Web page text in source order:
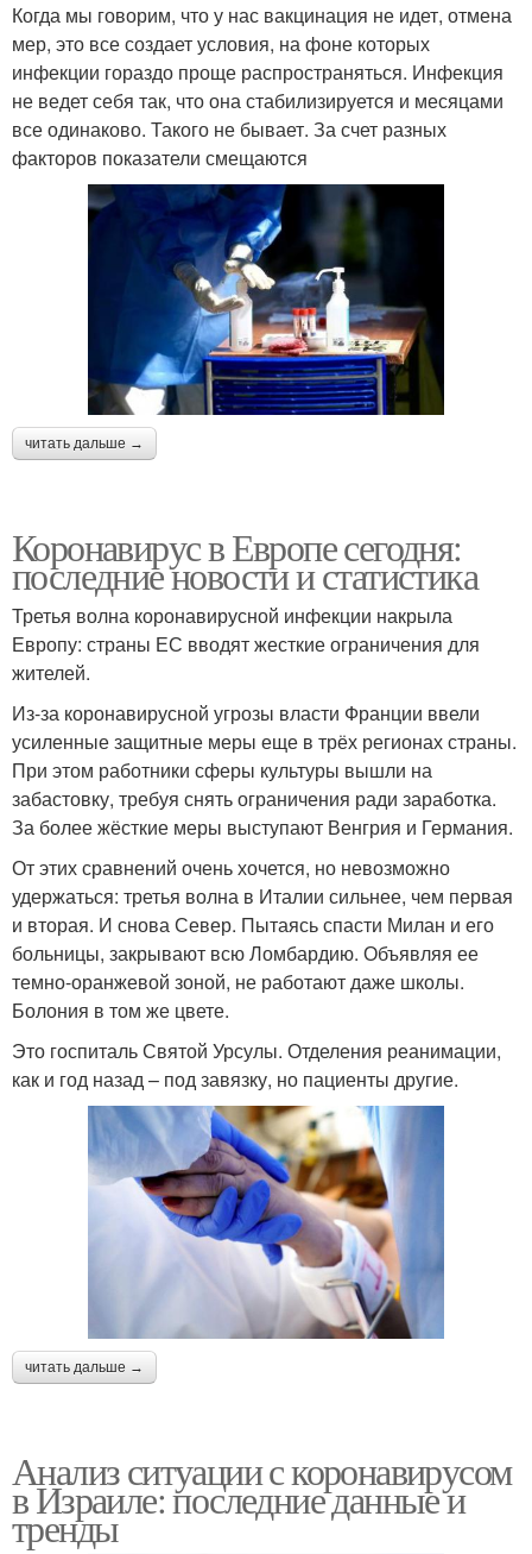
Когда мы говорим, что у нас вакцинация не идет, отмена
мер, это все создает условия, на фоне которых
инфекции гораздо проще распространяться. Инфекция
не ведет себя так, что она стабилизируется и месяцами
все одинаково. Такого не бывает. За счет разных
факторов показатели смещаются
читать дальше →
Коронавирус в Европе сегодня:
последние новости и статистика
Третья волна коронавирусной инфекции накрыла
Европу: страны ЕС вводят жесткие ограничения для
жителей.
Из-за коронавирусной угрозы власти Франции ввели
усиленные защитные меры еще в трёх регионах страны.
При этом работники сферы культуры вышли на
забастовку, требуя снять ограничения ради заработка.
За более жёсткие меры выступают Венгрия и Германия.
От этих сравнений очень хочется, но невозможно
удержаться: третья волна в Италии сильнее, чем первая
и вторая. И снова Север. Пытаясь спасти Милан и его
больницы, закрывают всю Ломбардию. Объявляя ее
темно-оранжевой зоной, не работают даже школы.
Болония в том же цвете.
Это госпиталь Святой Урсулы. Отделения реанимации,
как и год назад – под завязку, но пациенты другие.
читать дальше →
Анализ ситуации с коронавирусом
в Израиле: последние данные и
тренды